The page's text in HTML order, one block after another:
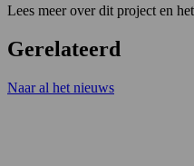
Lees meer over dit project en
Gerelateerd
Naar al het nieuws